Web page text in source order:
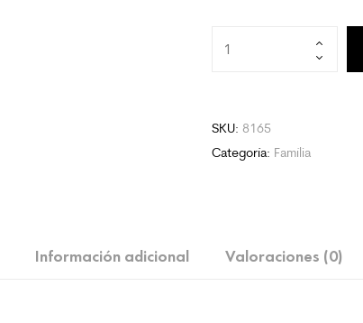
Dad
SKU: 8165
Categoría: Família
Información adicional Valoraciones (0)